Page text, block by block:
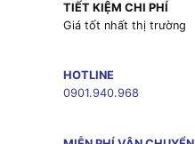
TIẾT KIỆM CHI PHÍ
Giá tốt nhất thị trường
HOTLINE
0901.940.968